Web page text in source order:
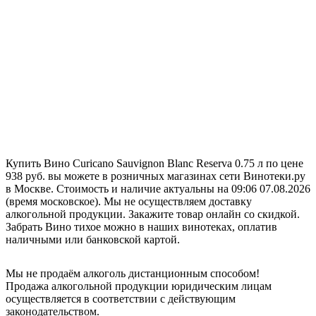
Купить Вино Curicano Sauvignon Blanc Reserva 0.75 л по цене
938 руб. вы можете в розничных магазинах сети Винотеки.ру
в Москве. Стоимость и наличие актуальны на 09:06 07.08.2026
(время московское). Мы не осуществляем доставку
алкогольной продукции. Закажите товар онлайн со скидкой.
Забрать Вино тихое можно в наших винотеках, оплатив
наличными или банковской картой.
Мы не продаём алкоголь дистанционным способом!
Продажа алкогольной продукции юридическим лицам
осуществляется в соответствии с действующим
законодательством.